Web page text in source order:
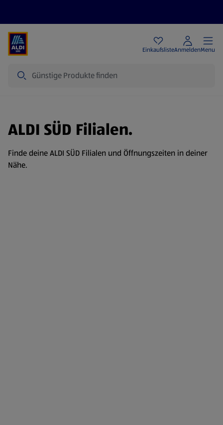
EinkaufslisteAnmeldenMenu
ALDI SÜD Filialen.
Finde deine ALDI SÜD Filialen und Öffnungszeiten in deiner
Nähe.